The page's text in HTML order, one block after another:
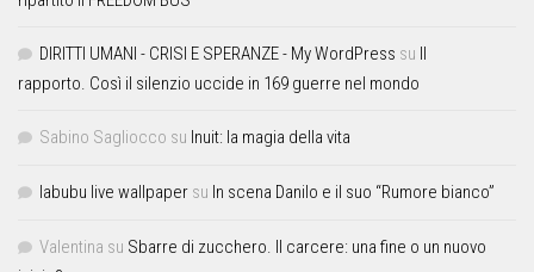
DIRITTI UMANI - CRISI E SPERANZE - My WordPress su Il
rapporto. Così il silenzio uccide in 169 guerre nel mondo
Sabino Sagliocco su Inuit: la magia della vita
labubu live wallpaper su In scena Danilo e il suo “Rumore bianco”
Valentina su Sbarre di zucchero. Il carcere: una fine o un nuovo